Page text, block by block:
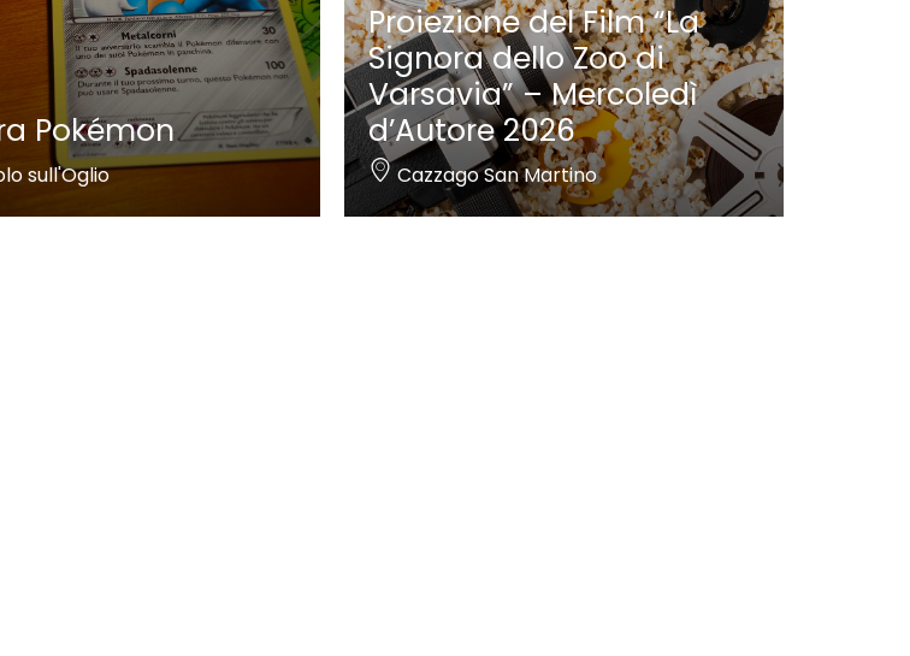
Pokémon
sull'Oglio
Proiezione del Film “La
Signora dello Zoo di
Varsavia” – Mercoledì
d’Autore 2026
Cazzago San Martino